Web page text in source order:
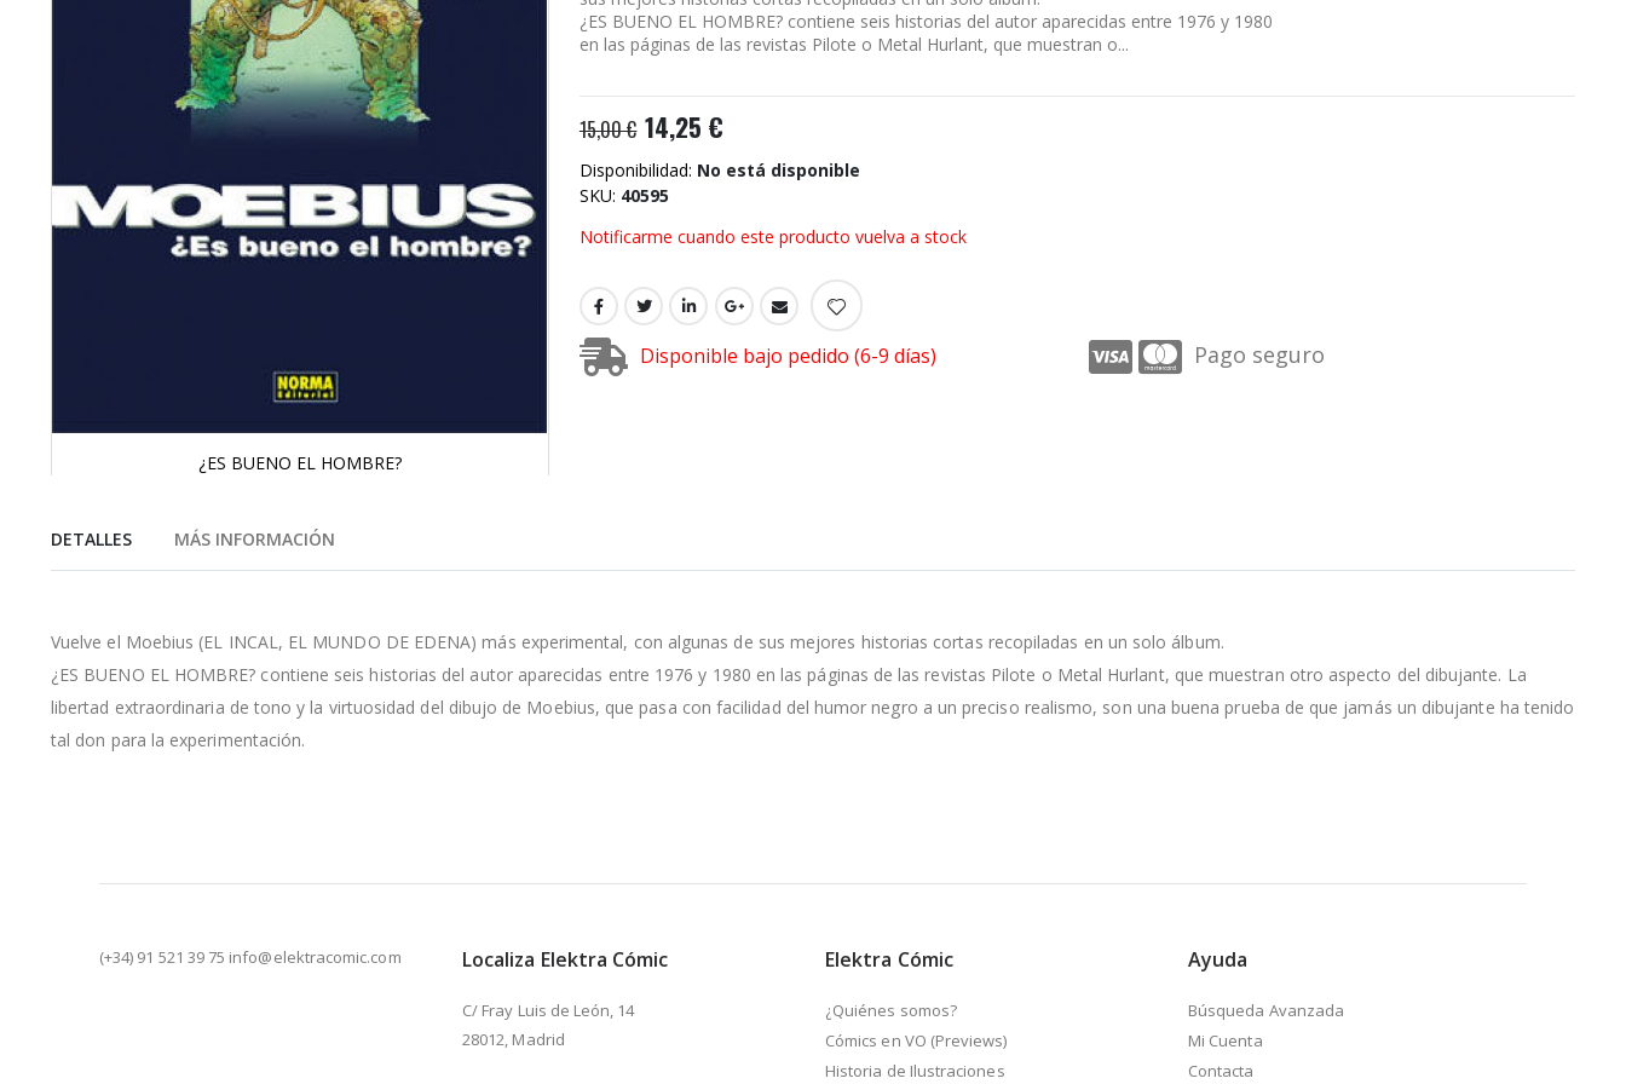
¿ES BUENO EL HOMBRE?
comienzo
la
imágenes
¿ES BUENO EL HOMBRE? contiene seis historias del autor aparecidas entre 1976 y 1980
en las páginas de las revistas Pilote o Metal Hurlant, que muestran o...
15,00 € 14,25 €
Disponibilidad: No está disponible
SKU 40595
Notificarme cuando este producto vuelva a stock
Disponible bajo pedido (6-9 días) Pago seguro
DETALLES
Vuelve el Moebius (EL INCAL, EL MUNDO DE EDENA) más experimental, con algunas de sus mejores historias cortas recopiladas en un solo álbum.
¿ES BUENO EL HOMBRE? contiene seis historias del autor aparecidas entre 1976 y 1980 en las páginas de las revistas Pilote o Metal Hurlant, que muestran otro aspecto del dibujante. La
libertad extraordinaria de tono y la virtuosidad del dibujo de Moebius, que pasa con facilidad del humor negro a un preciso realismo, son una buena prueba de que jamás un dibujante ha tenido
tal don para la experimentación.
MÁS INFORMACIÓN
(+34) 91 521 39 75 info@elektracomic.com Localiza Elektra Cómic
C/ Fray Luis de León, 14
28012, Madrid
Elektra Cómic
¿Quiénes somos?
Cómics en VO (Previews)
Historia de Ilustraciones
Ayuda
Búsqueda Avanzada
Mi Cuenta
Contacta